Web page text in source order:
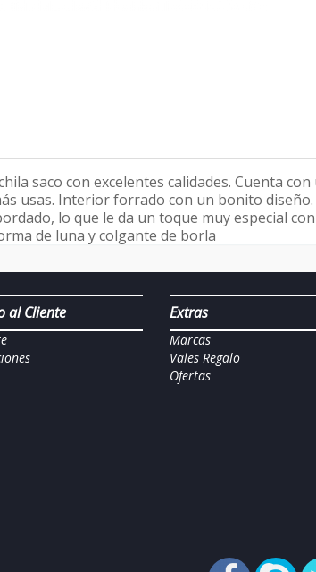
saco con excelentes calidades. Cuenta
usas. Interior forrado con un bonito diseño.
lo que le da un toque muy especial
de luna y colgante de borla
al Cliente Extras
Marcas
Vales Regalo
Ofertas